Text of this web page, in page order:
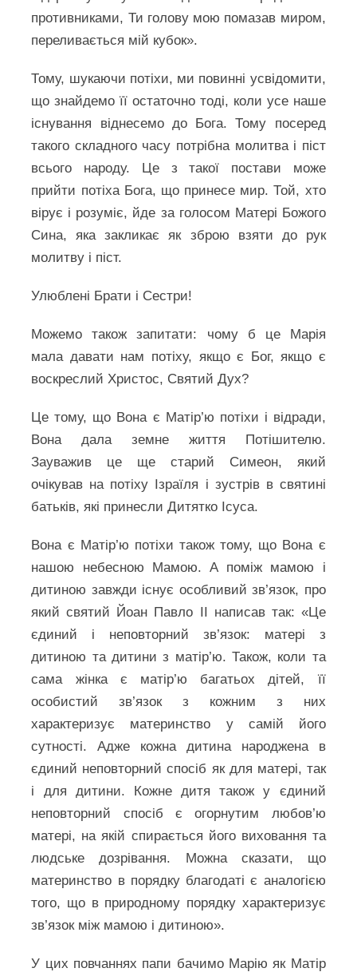
противниками, Ти голову мою помазав миром,
переливається мій кубок».
Тому, шукаючи потіхи, ми повинні усвідомити,
що знайдемо її остаточно тоді, коли усе наше
існування віднесемо до Бога. Тому посеред
такого складного часу потрібна молитва і піст
всього народу. Це з такої постави може
прийти потіха Бога, що принесе мир. Той, хто
вірує і розуміє, йде за голосом Матері Божого
Сина, яка закликає як зброю взяти до рук
молитву і піст.
Улюблені Брати і Сестри!
Можемо також запитати: чому б це Марія
мала давати нам потіху, якщо є Бог, якщо є
воскреслий Христос, Святий Дух?
Це тому, що Вона є Матір’ю потіхи і відради,
Вона дала земне життя Потішителю.
Зауважив це ще старий Симеон, який
очікував на потіху Ізраїля і зустрів в святині
батьків, які принесли Дитятко Ісуса.
Вона є Матір’ю потіхи також тому, що Вона є
нашою небесною Мамою. А поміж мамою і
дитиною завжди існує особливий зв’язок, про
який святий Йоан Павло ІІ написав так: «Це
єдиний і неповторний зв’язок: матері з
дитиною та дитини з матір’ю. Також, коли та
сама жінка є матір’ю багатьох дітей, її
особистий зв’язок з кожним з них
характеризує материнство у самій його
сутності. Адже кожна дитина народжена в
єдиний неповторний спосіб як для матері, так
і для дитини. Кожне дитя також у єдиний
неповторний спосіб є огорнутим любов’ю
матері, на якій спирається його виховання та
людське дозрівання. Можна сказати, що
материнство в порядку благодаті є аналогією
того, що в природному порядку характеризує
зв’язок між мамою і дитиною».
У цих повчаннях папи бачимо Марію як Матір